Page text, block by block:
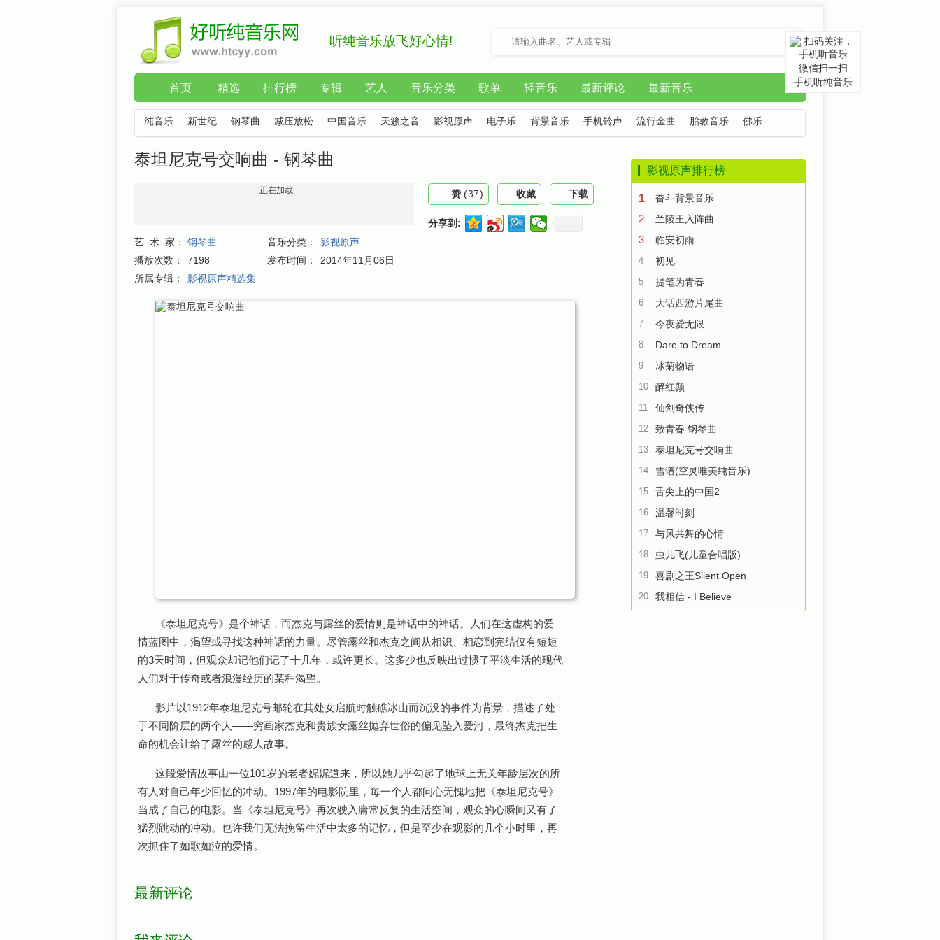
听纯音乐放飞好心情!
首页 精选 排行榜 专辑 艺人 音乐分类 歌单 轻音乐 最新评论 最新音乐
纯音乐 新世纪 钢琴曲 减压放松 中国音乐 天籁之音 影视原声 电子乐 背景音乐 手机铃声 流行金曲 胎教音乐 佛乐
泰坦尼克号交响曲 - 钢琴曲
正在加载
艺 术 家： 钢琴曲 音乐分类：
影视原声
播放次数：
7198 发布时间：
2014年11月06日
所属专辑：
影视原声精选集
赞 (37) 收藏 下载
分享到:
《泰坦尼克号》是个神话，而杰克与露丝的爱情则是神话中的神话。人们在这虚构的爱
情蓝图中，渴望或寻找这种神话的力量。尽管露丝和杰克之间从相识、相恋到完结仅有短短
的3天时间，但观众却记他们记了十几年，或许更长。这多少也反映出过惯了平淡生活的现代
人们对于传奇或者浪漫经历的某种渴望。
影片以1912年泰坦尼克号邮轮在其处女启航时触礁冰山而沉没的事件为背景，描述了处
于不同阶层的两个人——穷画家杰克和贵族女露丝抛弃世俗的偏见坠入爱河，最终杰克把生
命的机会让给了露丝的感人故事。
这段爱情故事由一位101岁的老者娓娓道来，所以她几乎勾起了地球上无关年龄层次的所
有人对自己年少回忆的冲动。1997年的电影院里，每一个人都问心无愧地把《泰坦尼克号》
当成了自己的电影。当《泰坦尼克号》再次驶入庸常反复的生活空间，观众的心瞬间又有了
猛烈跳动的冲动。也许我们无法挽留生活中太多的记忆，但是至少在观影的几个小时里，再
次抓住了如歌如泣的爱情。
最新评论
影视原声排行榜
1 奋斗背景音乐
2 兰陵王入阵曲
3 临安初雨
4 初见
5 提笔为青春
6 大话西游片尾曲
7 今夜爱无限
8 Dare to Dream
9 冰菊物语
10 醉红颜
11 仙剑奇侠传
12 致青春 钢琴曲
13 泰坦尼克号交响曲
14 雪谱(空灵唯美纯音乐)
15 舌尖上的中国2
16 温馨时刻
17 与风共舞的心情
18 虫儿飞(儿童合唱版)
19 喜剧之王Silent Open
20 我相信 - I Believe
微信扫一扫
手机听纯音乐